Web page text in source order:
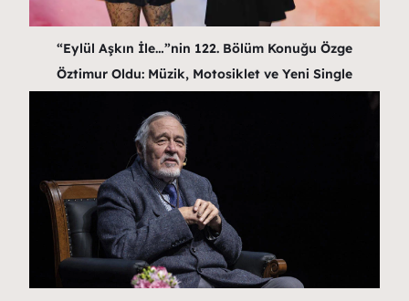
“Eylül Aşkın İle…”nin 122. Bölüm Konuğu Özge
Öztimur Oldu: Müzik, Motosiklet ve Yeni Single